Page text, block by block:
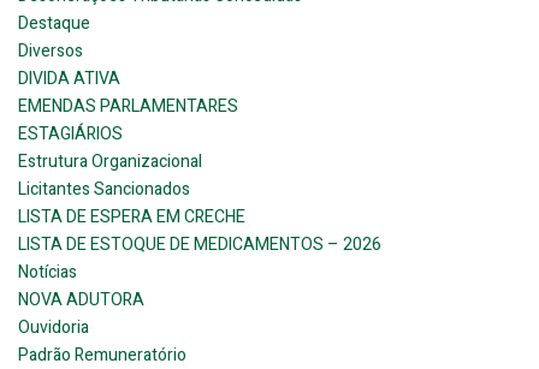
Destaque
Diversos
DIVIDA ATIVA
EMENDAS PARLAMENTARES
ESTAGIÁRIOS
Estrutura Organizacional
Licitantes Sancionados
LISTA DE ESPERA EM CRECHE
LISTA DE ESTOQUE DE MEDICAMENTOS – 2026
Notícias
NOVA ADUTORA
Ouvidoria
Padrão Remuneratório